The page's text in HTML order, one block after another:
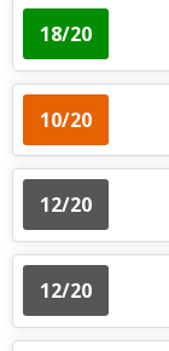
18/20
10/20
12/20
12/20